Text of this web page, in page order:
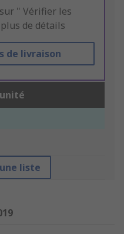
" Vérifier les
de détails
de livraison
liste